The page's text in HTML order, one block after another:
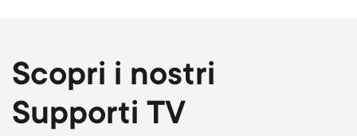
Scopri i nostri
Supporti TV